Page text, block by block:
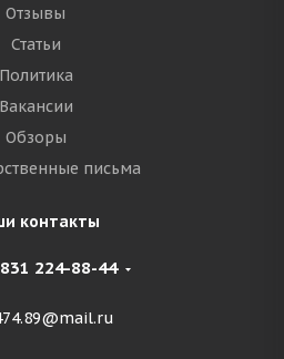
Отзывы
Статьи
Политика
Вакансии
Обзоры
письма
контакты
224-88-44